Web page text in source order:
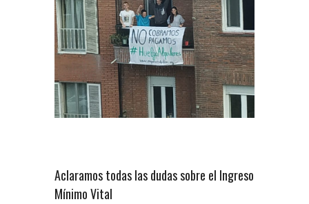
Aclaramos todas las dudas sobre el Ingreso
Mínimo Vital